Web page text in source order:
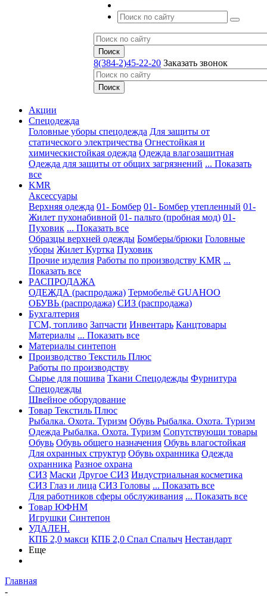
8(384-2)45-22-20 Заказать звонок
Акции
Спецодежда
Головные уборы спецодежда Для защиты от
статического электричества Огнестойкая и
химическистойкая одежда Одежда влагозащитная
Одежда для защиты от общих загрязнений ... Показать
все
KMR
Аксессуары
Верхняя одежда 01- Бомбер 01- Бомбер утепленный 01-
Жилет пухонабивной 01- пальто (пробная мод) 01-
Пуховик ... Показать все
Образцы верхней одежды Бомберы/брюки Головные
уборы Жилет Куртка Пуховик
Прочие изделия Работы по производству KMR ...
Показать все
PАСПРОДАЖА
ОДЕЖДА (распродажа) Термобельё GUAHOO
ОБУВЬ (распродажа) СИЗ (распродажа)
Бухгалтерия
ГСМ, топливо Запчасти Инвентарь Канцтовары
Материалы ... Показать все
Материалы синтепон
Производство Текстиль Плюс
Работы по производству
Сырье для пошива Ткани Спецодежды Фурнитура
Спецодежды
Швейное оборудование
Товар Текстиль Плюс
Рыбалка. Охота. Туризм Обувь Рыбалка. Охота. Туризм
Одежда Рыбалка. Охота. Туризм Сопутствующи товары
Обувь Обувь общего назначения Обувь влагостойкая
Для охранных структур Обувь охранника Одежда
охранника Разное охрана
СИЗ Маски Другое СИЗ Индустриальная косметика
СИЗ Глаз и лица СИЗ Головы ... Показать все
Для работников сферы обслуживания ... Показать все
Товар ЮФНМ
Игрушки Синтепон
УДАЛЕН.
КПБ 2,0 макси КПБ 2,0 Спал Спалыч Нестандарт
Еще
Главная
-